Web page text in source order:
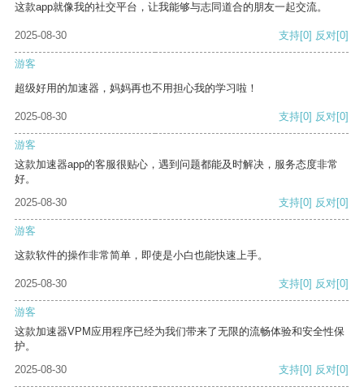
这款app就像我的社交平台，让我能够与志同道合的朋友一起交流。
2025-08-30 支持[0] 反对[0]
游客
超级好用的加速器，妈妈再也不用担心我的学习啦！
2025-08-30 支持[0] 反对[0]
游客
这款加速器app的客服很贴心，遇到问题都能及时解决，服务态度非常
好。
2025-08-30
支持[0] 反对[0]
游客
这款软件的操作非常简单，即使是小白也能快速上手。
2025-08-30 支持[0] 反对[0]
游客
这款加速器VPM应用程序已经为我们带来了无限的流畅体验和安全性保
护。
2025-08-30
支持[0] 反对[0]